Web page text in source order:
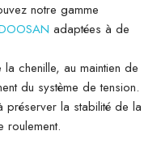
notre gamme
adaptées à de
chenille, au maintien de
du système de tension.
préserver la stabilité de la
roulement.